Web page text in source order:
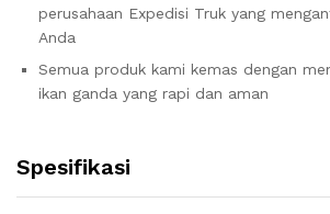
perusahaan Expedisi Truk yang
Anda
Semua produk kami kemas dengan
ikan ganda yang rapi dan aman
Spesifikasi